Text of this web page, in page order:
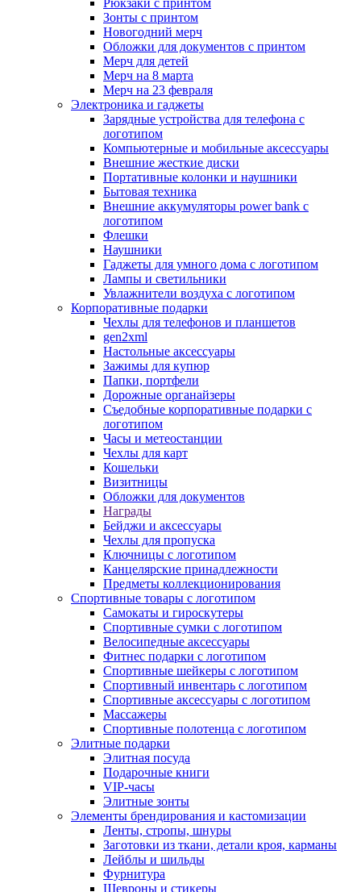
Рюкзаки с принтом
Зонты с принтом
Новогодний мерч
Обложки для документов с принтом
Мерч для детей
Мерч на 8 марта
Мерч на 23 февраля
Электроника и гаджеты
Зарядные устройства для телефона с
логотипом
Компьютерные и мобильные аксессуары
Внешние жесткие диски
Портативные колонки и наушники
Бытовая техника
Внешние аккумуляторы power bank с
логотипом
Флешки
Наушники
Гаджеты для умного дома с логотипом
Лампы и светильники
Увлажнители воздуха с логотипом
Корпоративные подарки
Чехлы для телефонов и планшетов
gen2xml
Настольные аксессуары
Зажимы для купюр
Папки, портфели
Дорожные органайзеры
Съедобные корпоративные подарки с
логотипом
Часы и метеостанции
Чехлы для карт
Кошельки
Визитницы
Обложки для документов
Награды
Бейджи и аксессуары
Чехлы для пропуска
Ключницы с логотипом
Канцелярские принадлежности
Предметы коллекционирования
Спортивные товары с логотипом
Самокаты и гироскутеры
Спортивные сумки с логотипом
Велосипедные аксессуары
Фитнес подарки с логотипом
Спортивные шейкеры с логотипом
Спортивный инвентарь с логотипом
Спортивные аксессуары с логотипом
Массажеры
Спортивные полотенца с логотипом
Элитные подарки
Элитная посуда
Подарочные книги
VIP-часы
Элитные зонты
Элементы брендирования и кастомизации
Ленты, стропы, шнуры
Заготовки из ткани, детали кроя, карманы
Лейблы и шильды
Фурнитура
Шевроны и стикеры